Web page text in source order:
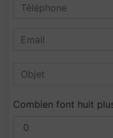
Combien font huit